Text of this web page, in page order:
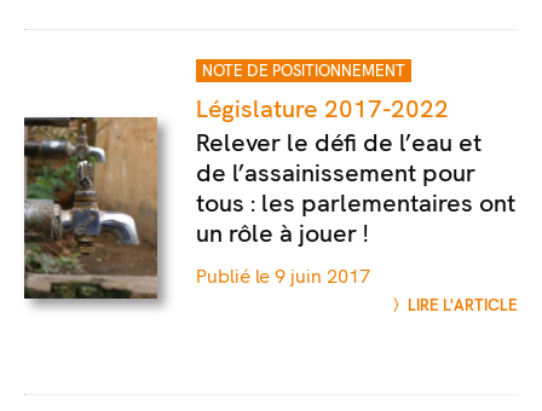
NOTE DE POSITIONNEMENT
Législature 2017-2022
Relever le défi de l’eau et
de l’assainissement pour
tous : les parlementaires ont
un rôle à jouer !
Publié le 9 juin 2017
LIRE L'ARTICLE